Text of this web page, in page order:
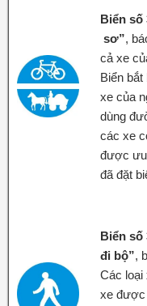
Biển số
sơ”,
cả xe
Biển
xe của
dùng
các xe
được ưu
đã đặt
Biển
đi bộ”,
Các
xe được